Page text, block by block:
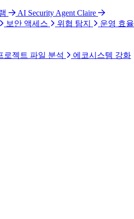
AI Security Agent Claire
보안 액세스 위협 탐지
운영 효율
로젝트 파일 분석
에코시스템 강화